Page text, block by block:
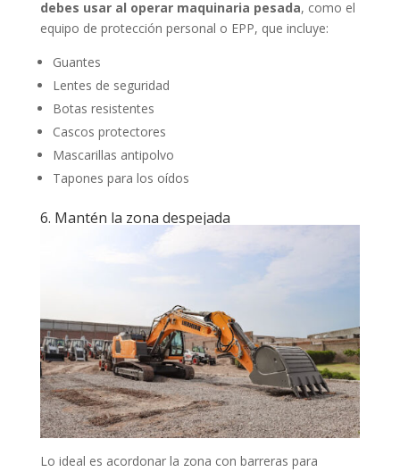
debes usar al operar maquinaria pesada, como el
equipo de protección personal o EPP, que incluye:
Guantes
Lentes de seguridad
Botas resistentes
Cascos protectores
Mascarillas antipolvo
Tapones para los oídos
6. Mantén la zona despejada
Lo ideal es acordonar la zona con barreras para